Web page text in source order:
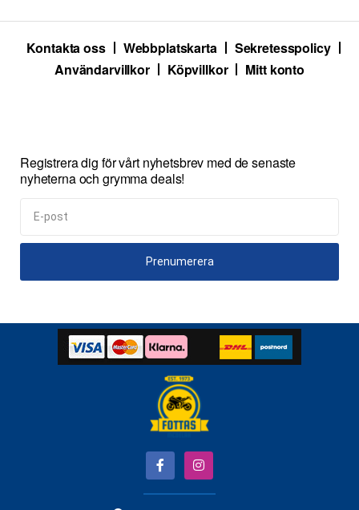
Kontakta oss Webbplatskarta
Sekretesspolicy
Användarvillkor
Köpvillkor Mitt konto
Registrera dig för vårt nyhetsbrev med de senaste
nyheterna och grymma deals!
Prenumerera